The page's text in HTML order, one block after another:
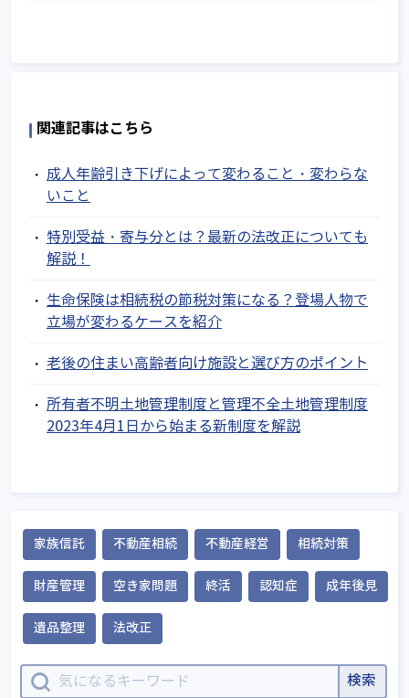
関連記事はこちら
成人年齢引き下げによって変わること・変わらな
いこと
特別受益・寄与分とは？最新の法改正についても
解説！
生命保険は相続税の節税対策になる？登場人物で
立場が変わるケースを紹介
老後の住まい高齢者向け施設と選び方のポイント
所有者不明土地管理制度と管理不全土地管理制度
2023年4月1日から始まる新制度を解説
家族信託 不動産相続 不動産経営 相続対策
財産管理 空き家問題 終活 認知症 成年後見
遺品整理 法改正